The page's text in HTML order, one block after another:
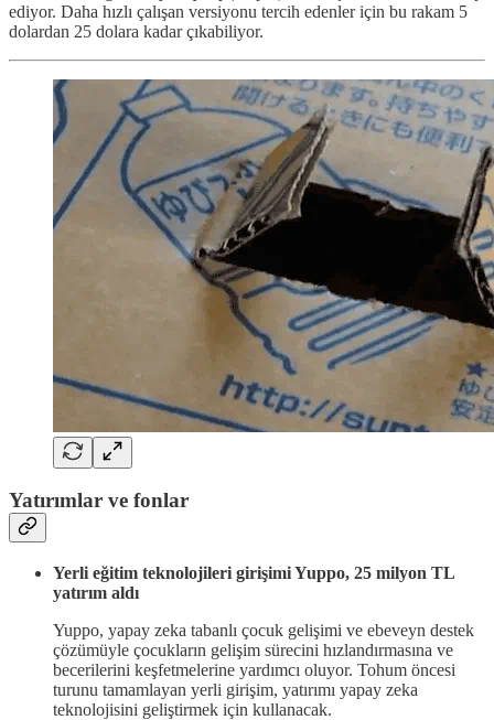
ediyor. Daha hızlı çalışan versiyonu tercih edenler için bu rakam 5
dolardan 25 dolara kadar çıkabiliyor.
Yatırımlar ve fonlar
Yerli eğitim teknolojileri girişimi Yuppo, 25 milyon TL
yatırım aldı
Yuppo, yapay zeka tabanlı çocuk gelişimi ve ebeveyn destek
çözümüyle çocukların gelişim sürecini hızlandırmasına ve
becerilerini keşfetmelerine yardımcı oluyor. Tohum öncesi
turunu tamamlayan yerli girişim, yatırımı yapay zeka
teknolojisini geliştirmek için kullanacak.